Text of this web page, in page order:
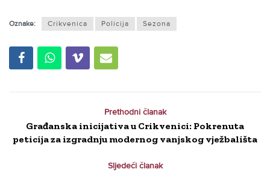
Oznake: Crikvenica Policija Sezona
Prethodni članak
Građanska inicijativa u Crikvenici: Pokrenuta
peticija za izgradnju modernog vanjskog vježbališta
Sljedeći članak